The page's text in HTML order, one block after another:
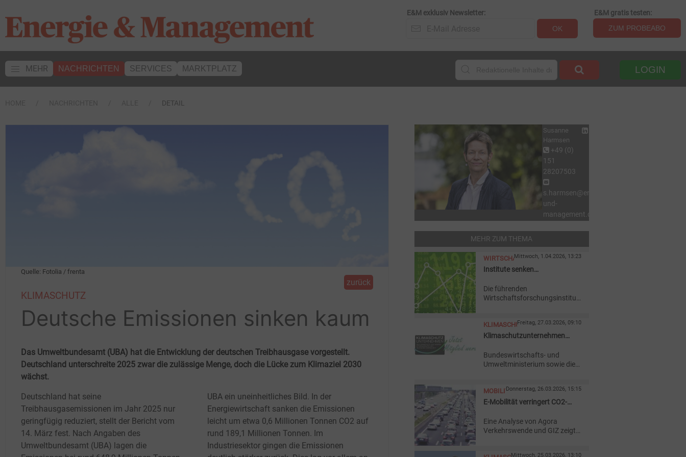
E&M exklusiv Newsletter:
OK
E&M gratis testen:
ZUM PROBEABO
MEHR NACHRICHTEN SERVICES MARKTPLATZ LOGIN
DETAIL
Quelle: Fotolia / frenta
zurück
KLIMASCHUTZ
Deutsche Emissionen sinken kaum
Das Umweltbundesamt (UBA) hat die Entwicklung der deutschen Treibhausgase vorgestellt.
Deutschland unterschreite 2025 zwar die zulässige Menge, doch die Lücke zum Klimaziel 2030
wächst.
Deutschland hat seine
Treibhausgasemissionen im Jahr 2025 nur
geringfügig reduziert, stellt der Bericht vom
14. März fest. Nach Angaben des
Umweltbundesamt (UBA) lagen die
UBA ein uneinheitliches Bild. In der
Energiewirtschaft sanken die Emissionen
leicht um etwa 0,6 Millionen Tonnen CO2 auf
rund 189,1 Millionen Tonnen. Im
Industriesektor gingen die Emissionen
Susanne
Harmsen
+49 (0)
151
28207503
s.harmsen@energie-
und-
management.de
MEHR ZUM THEMA
WIRTSCHAFTMittwoch, 1.04.2026, 13:23
Institute senken
Die führenden
Wirtschaftsforschungsinstitute
Iran-Krieg verteuere Energie,
bremse das Wachstum und
KLIMASCHUTZFreitag, 27.03.2026, 09:10
Klimaschutzunternehmen
Bundeswirtschafts- und
Umweltministerium sowie die
das „Netzwerk Klimaschutz-
Unternehmen“ auf. Frist ist der
MOBILITÄTDonnerstag, 26.03.2026, 15:15
E-Mobilität verringert CO2-
Eine Analyse von Agora
Verkehrswende und GIZ zeigt,
Mittwoch, 25.03.2026, 13:10